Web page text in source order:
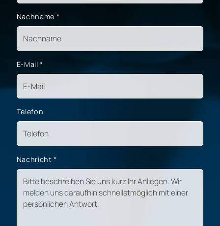
Nachname *
E-Mail*
Telefon
Nachricht*